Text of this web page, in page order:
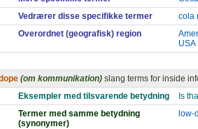
Vedrærer disse specifikke termer
cola
Overordnet (geografisk) region
USA
(om kommunikation) slang terms for inside
Eksempler med tilsvarende betydning
Is
Termer med samme betydning
(synonymer)
low-